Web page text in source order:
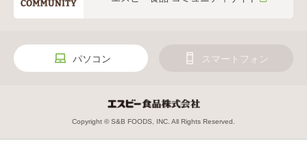
パソコン スマートフォン
Copyright © S&B FOODS, INC. All Rights Reserved.